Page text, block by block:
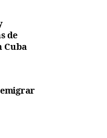
de
Cuba
emigrar